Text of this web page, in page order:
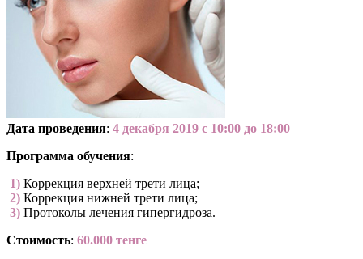
Дата проведения: 4 декабря 2019 с 10:00 до 18:00
Программа обучения:
­ 1) Коррекция верхней трети лица;
­ 2) Коррекция нижней трети лица;
­ 3) Протоколы лечения гипергидроза.
Стоимость: 60.000 тенге